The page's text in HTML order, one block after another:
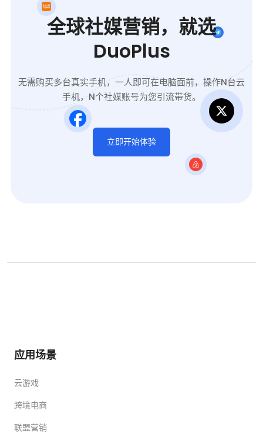
活动和全球运营，同时避
免账号关联风险。
全球社媒营销，就选
DuoPlus
无需购买多台真实手机，一人即可在电脑面前，操作N台云
手机，N个社媒账号为您引流带货。
立即开始体验
应用场景
云游戏
跨境电商
联盟营销